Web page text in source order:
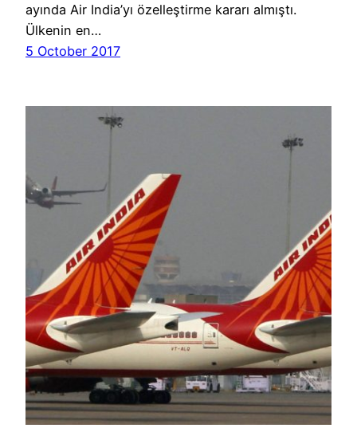
ayında Air India’yı özelleştirme kararı almıştı.
Ülkenin en…
5 October 2017